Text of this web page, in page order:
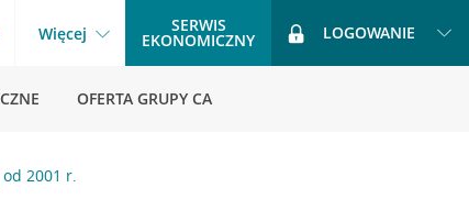
Więcej SERWIS
EKONOMICZNY LOGOWANIE
OFERTA GRUPY CA
2001 r.